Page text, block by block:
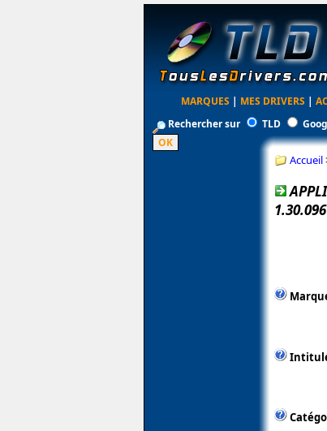
MARQUES | MES DRIVERS |
Rechercher sur
TLD
Accueil
1.30.096